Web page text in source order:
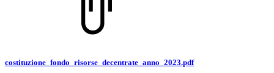
costituzione_fondo_risorse_decentrate_anno_2023.pdf